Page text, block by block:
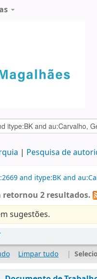
Pesquisa de
and itype:BK and
retornou 2 resultados.
sugestões.
Limpar tudo |